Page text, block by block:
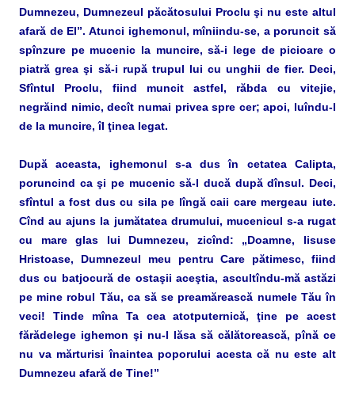
Dumnezeu, Dumnezeul păcătosului Proclu şi nu este altul
afară de El”. Atunci ighemonul, mîniindu-se, a poruncit să
spînzure pe mucenic la muncire, să-i lege de picioare o
piatră grea şi să-i rupă trupul lui cu unghii de fier. Deci,
Sfîntul Proclu, fiind muncit astfel, răbda cu vitejie,
negrăind nimic, decît numai privea spre cer; apoi, luîndu-l
de la muncire, îl ţinea legat.
După aceasta, ighemonul s-a dus în cetatea Calipta,
poruncind ca şi pe mucenic să-l ducă după dînsul. Deci,
sfîntul a fost dus cu sila pe lîngă caii care mergeau iute.
Cînd au ajuns la jumătatea drumului, mucenicul s-a rugat
cu mare glas lui Dumnezeu, zicînd: „Doamne, Iisuse
Hristoase, Dumnezeul meu pentru Care pătimesc, fiind
dus cu batjocură de ostaşii aceştia, ascultîndu-mă astăzi
pe mine robul Tău, ca să se preamărească numele Tău în
veci! Tinde mîna Ta cea atotputernică, ţine pe acest
fărădelege ighemon şi nu-l lăsa să călătorească, pînă ce
nu va mărturisi înaintea poporului acesta că nu este alt
Dumnezeu afară de Tine!”